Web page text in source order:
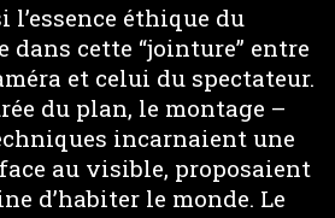
éthique du
dans cette “jointure” entre
et celui du spectateur.
du plan, le montage –
incarnaient une
au visible, proposaient
d’habiter le monde. Le